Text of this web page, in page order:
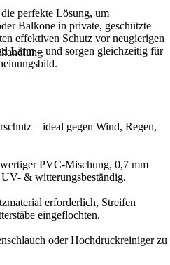
perfekte Lösung, um
Balkone in private, geschützte
effektiven Schutz vor neugierigen
Lärm – und sorgen gleichzeitig für
– ideal gegen Wind, Regen,
PVC-Mischung, 0,7 mm
& witterungsbeständig.
erforderlich, Streifen
eingeflochten.
oder Hochdruckreiniger zu